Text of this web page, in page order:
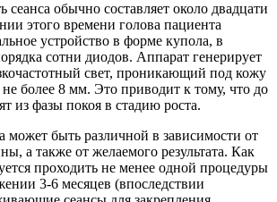
сеанса обычно составляет около двадцати
этого времени голова пациента
устройство в форме купола, в
сотни диодов. Аппарат генерирует
свет, проникающий под кожу
более 8 мм. Это приводит к тому, что до
из фазы покоя в стадию роста.
может быть различной в зависимости от
а также от желаемого результата. Как
проходить не менее одной процедуры
3-6 месяцев (впоследствии